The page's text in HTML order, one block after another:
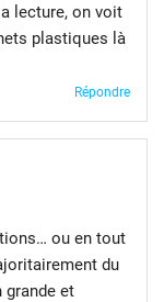
lecture, on voit
plastiques là
Répondre
ou en tout
du
grande et